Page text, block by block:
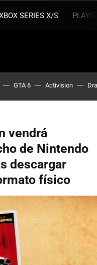
SERIES X/S
GTA 6 Activision
vendrá
de Nintendo
descargar
físico